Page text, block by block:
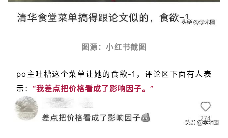
图源：小红书截图
po主吐槽这个菜单让她的食欲-1，评论区下面有人表
示： “我差点把价格看成了影响因子。”